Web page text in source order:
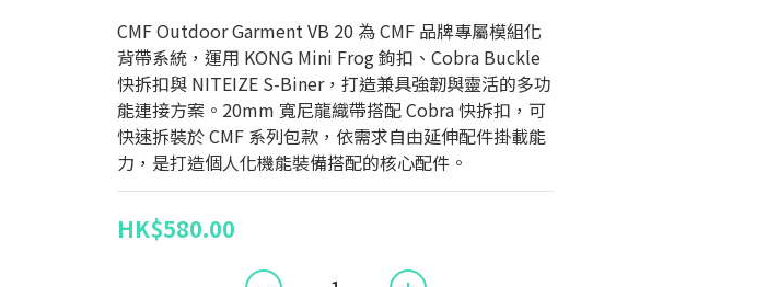
CMF Outdoor Garment VB 20 為 CMF 品牌專屬模組化
背帶系統，運用 KONG Mini Frog 鉤扣、Cobra Buckle
快拆扣與 NITEIZE S-Biner，打造兼具強韌與靈活的多功
能連接方案。20mm 寬尼龍織帶搭配 Cobra 快拆扣，可
快速拆裝於 CMF 系列包款，依需求自由延伸配件掛載能
力，是打造個人化機能裝備搭配的核心配件。
HK$580.00